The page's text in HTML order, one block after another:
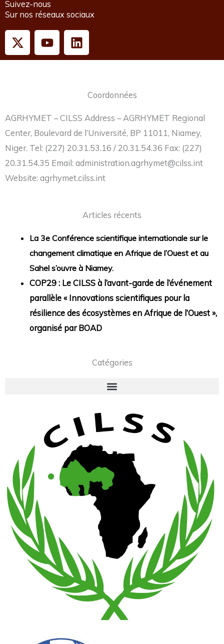
Suivez-nous
Sur nos réseaux sociaux
X
-
t
e
r
Y
o
u
L
i
n
n
Coordonnées
AGRHYMET – CILSS Address – AGRHYMET Regional
Center, Boulevard de l’Université, BP 11011, Niamey,
Niger. Tel: (227) 20.31.53.16 / 20.31.54.36 Fax: (227)
20.31.54.35 Email: administration.agrhymet@cilss.int
Website: agrhymet.cilss.int
Articles récents
La 3e Conférence scientifique internationale sur le
changement climatique en Afrique de l’Ouest et au
Sahel s’ouvre à Niamey.
COP29 : Le CILSS à l’avant-garde de l’événement
parallèle « Innovations scientifiques pour la
résilience des écosystèmes en Afrique de l’Ouest »,
organisé par BOAD
Catégories